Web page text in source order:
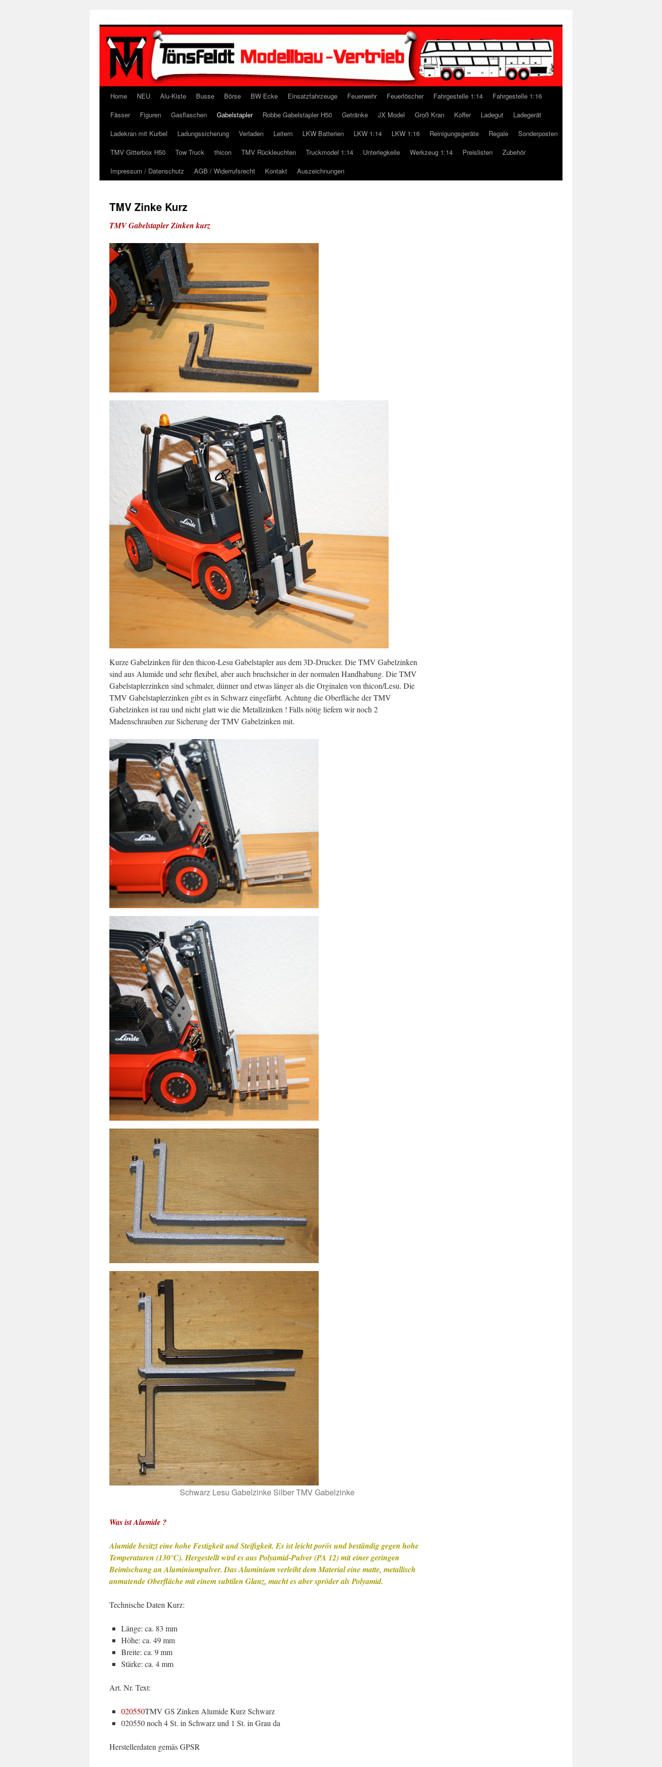
Home NEU Alu-Kiste Busse Börse BW Ecke Einsatzfahrzeuge Feuerwehr Feuerlöscher Fahrgestelle 1:14
Fahrgestelle 1:16
Fässer
Figuren Gasflaschen Gabelstapler Robbe Gabelstapler H50 Getränke JX Model Groß Kran Koffer Ladegut
Ladegerät
Ladekran mit Kurbel
Ladungssicherung Verladen Leitern LKW Batterien LKW 1:14 LKW 1:16 Reinigungsgeräte Regale
Sonderposten
TMV Gitterbox H50
Tow Truck thicon TMV Rückleuchten Truckmodel 1:14 Unterlegkeile Werkzeug 1:14 Preislisten
Zubehör
Impressum / Datenschutz
AGB / Widerrufsrecht Kontakt Auszeichnungen
TMV Zinke Kurz
TMV Gabelstapler Zinken kurz
Kurze Gabelzinken für den thicon-Lesu Gabelstapler aus dem 3D-Drucker. Die TMV Gabelzinken
sind aus Alumide und sehr flexibel, aber auch bruchsicher in der normalen Handhabung. Die TMV
Gabelstaplerzinken sind schmaler, dünner und etwas länger als die Orginalen von thicon/Lesu. Die
TMV Gabelstaplerzinken gibt es in Schwarz eingefärbt. Achtung die Oberfläche der TMV
Gabelzinken ist rau und nicht glatt wie die Metallzinken ! Falls nötig liefern wir noch 2
Madenschrauben zur Sicherung der TMV Gabelzinken mit.
Schwarz Lesu Gabelzinke Silber TMV Gabelzinke
Was ist Alumide ?
Alumide besitzt eine hohe Festigkeit und Steifigkeit. Es ist leicht porös und beständig gegen hohe
Temperaturen (130°C). Hergestellt wird es aus Polyamid-Pulver (PA 12) mit einer geringen
Beimischung an Aluminiumpulver. Das Aluminium verleiht dem Material eine matte, metallisch
anmutende Oberfläche mit einem subtilen Glanz, macht es aber spröder als Polyamid.
Technische Daten Kurz:
Länge: ca. 83 mm
Höhe: ca. 49 mm
Breite: ca. 9 mm
Stärke: ca. 4 mm
Art. Nr. Text:
020550TMV GS Zinken Alumide Kurz Schwarz
020550 noch 4 St. in Schwarz und 1 St. in Grau da
Herstellerdaten gemäs GPSR